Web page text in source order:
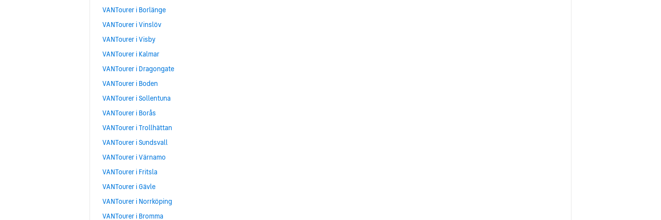
VANTourer i Borlänge
VANTourer i Vinslöv
VANTourer i Visby
VANTourer i Kalmar
VANTourer i Dragongate
VANTourer i Boden
VANTourer i Sollentuna
VANTourer i Borås
VANTourer i Trollhättan
VANTourer i Sundsvall
VANTourer i Värnamo
VANTourer i Fritsla
VANTourer i Gävle
VANTourer i Norrköping
VANTourer i Bromma